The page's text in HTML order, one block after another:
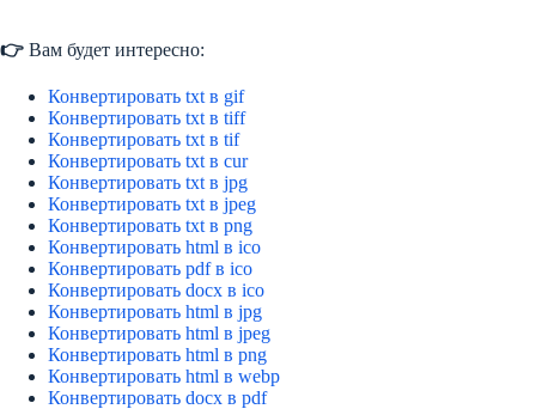
👉 Вам будет интересно:
Конвертировать txt в gif
Конвертировать txt в tiff
Конвертировать txt в tif
Конвертировать txt в cur
Конвертировать txt в jpg
Конвертировать txt в jpeg
Конвертировать txt в png
Конвертировать html в ico
Конвертировать pdf в ico
Конвертировать docx в ico
Конвертировать html в jpg
Конвертировать html в jpeg
Конвертировать html в png
Конвертировать html в webp
Конвертировать docx в pdf